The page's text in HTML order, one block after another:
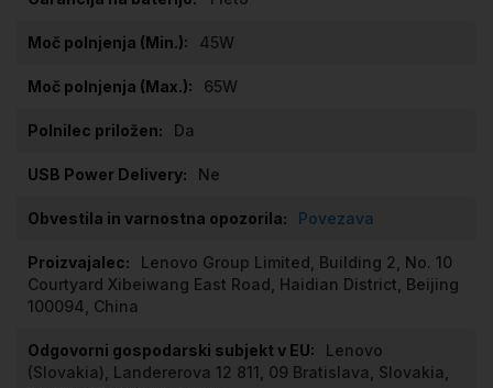
45W
65W
Da
Ne
Povezava
Lenovo Group Limited, Building 2, No. 10
Courtyard Xibeiwang East Road, Haidian District, Beijing
100094, China
Lenovo
(Slovakia), Landererova 12 811, 09 Bratislava, Slovakia,